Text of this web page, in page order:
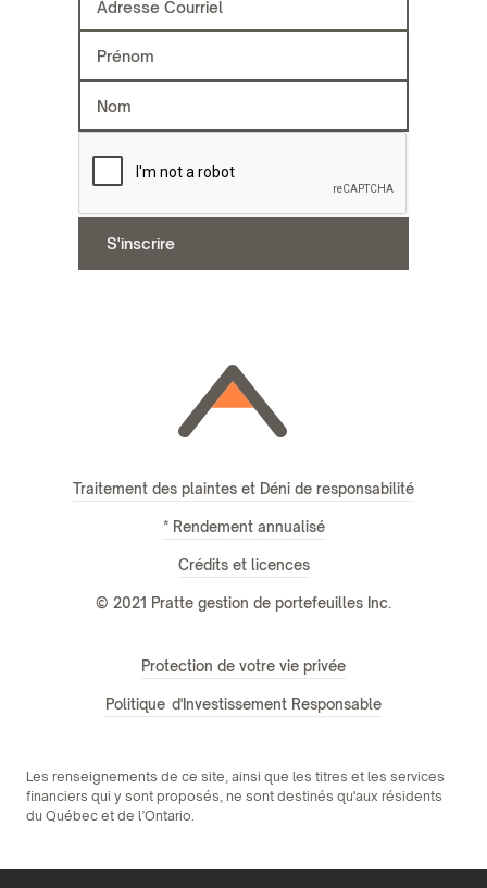
Traitement des plaintes et Déni de responsabilité
* Rendement annualisé
Crédits et licences
© 2021 Pratte gestion de portefeuilles Inc.
Protection de votre vie privée
Politique d'Investissement Responsable
Les renseignements de ce site, ainsi que les titres et les services
financiers qui y sont proposés, ne sont destinés qu'aux résidents
du Québec et de l’Ontario.